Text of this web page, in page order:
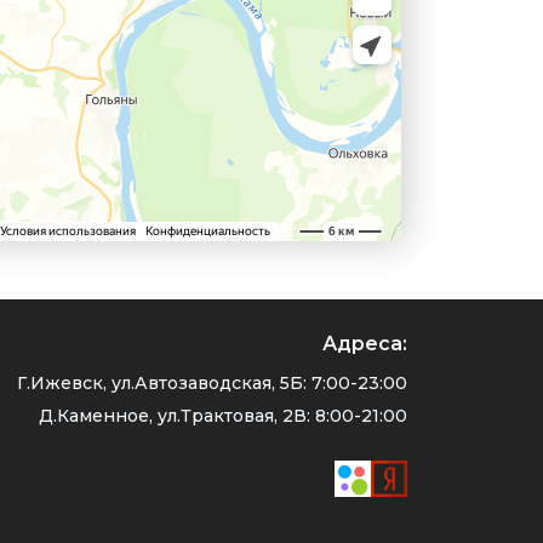
Адреса:
Г.Ижевск, ул.Автозаводская, 5Б: 7:00-23:00
Д.Каменное, ул.Трактовая, 2В: 8:00-21:00